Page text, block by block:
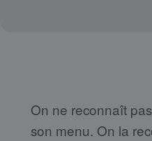
On ne reconnaît
son menu. On la